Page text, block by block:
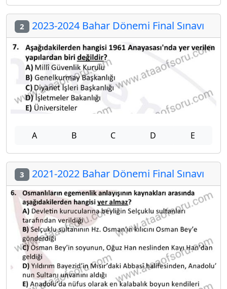
2 2023-2024 Bahar Dönemi Final Sınavı
A B C D E
3 2021-2022 Bahar Dönemi Final Sınavı